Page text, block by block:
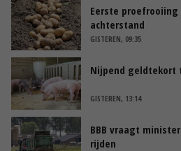
Eerste
achterstand
GISTEREN, 09:35
Nijpend geldtekort
GISTEREN, 13:14
BBB vraagt
rijden